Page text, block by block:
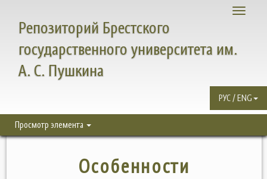
Toggle
Репозиторий Брестского
государственного университета им.
А. С. Пушкина
РУС / ENG
Просмотр элемента
Особенности